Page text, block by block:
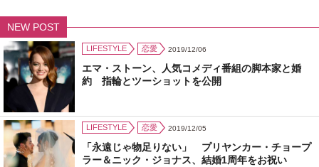
NEW POST
LIFESTYLE 恋愛 2019/12/06
エマ・ストーン、人気コメディ番組の脚本家と婚
約 指輪とツーショットを公開
LIFESTYLE 恋愛 2019/12/05
「永遠じゃ物足りない」 プリヤンカー・チョープ
ラー＆ニック・ジョナス、結婚1周年をお祝い